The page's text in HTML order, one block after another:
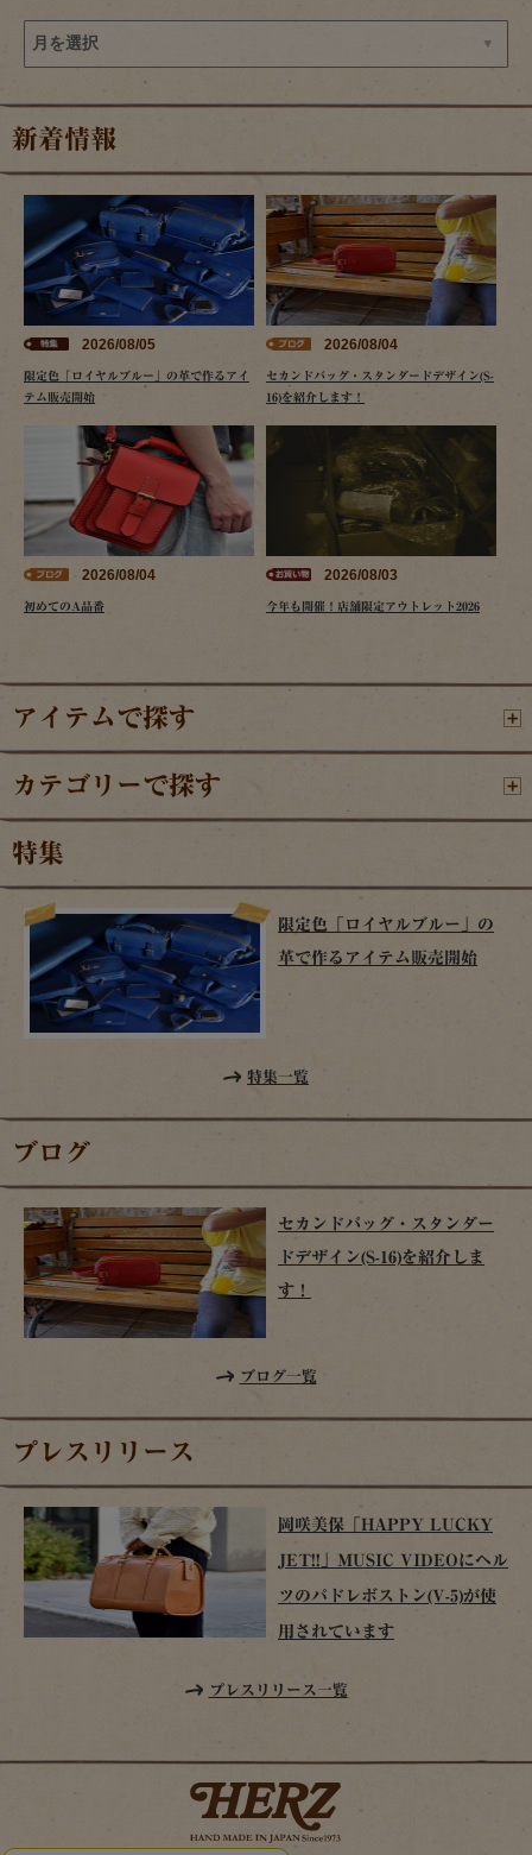
新着情報
2026/08/05
限定色「ロイヤルブルー」の革で作るアイ
テム販売開始
2026/08/04
セカンドバッグ・スタンダードデザイン(S-
16)を紹介します！
2026/08/04
初めてのA品番
2026/08/03
今年も開催！店舗限定アウトレット2026
アイテムで探す
カテゴリーで探す
特集
限定色「ロイヤルブルー」の
革で作るアイテム販売開始
特集一覧
ブログ
セカンドバッグ・スタンダー
ドデザイン(S-16)を紹介しま
す！
ブログ一覧
プレスリリース
岡咲美保「HAPPY LUCKY
JET!!」MUSIC VIDEOにヘル
ツのパドレボストン(V-5)が使
用されています
プレスリリース一覧